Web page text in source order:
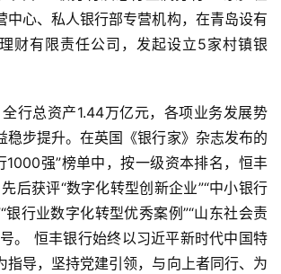
中心、私人银行部专营机构，在青岛设有
财有限责任公司，发起设立5家村镇银
行总资产1.44万亿元，各项业务发展势
稳步提升。在英国《银行家》杂志发布的
1000强”榜单中，按一级资本排名，恒丰
后获评“数字化转型创新企业”“中小银行
银行业数字化转型优秀案例”“山东社会责
。 恒丰银行始终以习近平新时代中国特
指导，坚持党建引领，与向上者同行、为